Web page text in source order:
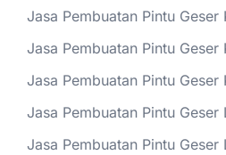
Jasa Pembuatan Pintu Geser
Jasa Pembuatan Pintu Geser
Jasa Pembuatan Pintu Geser
Jasa Pembuatan Pintu Geser
Jasa Pembuatan Pintu Geser